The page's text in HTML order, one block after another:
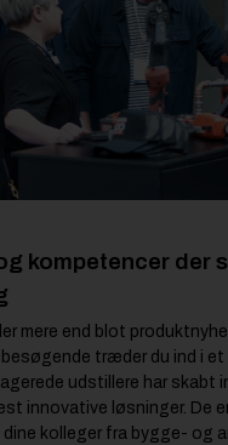
kompetencer der
mere end blot
træder du ind i
udstillere har skabt
innovative løsninger. De
kolleger fra bygge- og